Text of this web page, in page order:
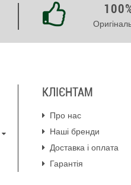
КЛІЄНТАМ
Про нас
Наші бренди
Доставка і оплата
Гарантія